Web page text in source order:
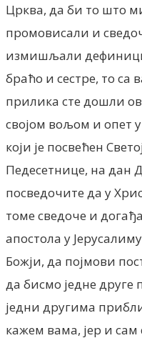
Црква, да би то што
промовисали и
измишљали
браћо и сестре, то са
прилика сте дошли
својом вољом и опет
који је посвећен
Педесетнице, на дан
посведочите да у
томе сведоче и
апостола у
Божји, да појмови
да бисмо једне друге
једни другима
кажем вама, јер и сам